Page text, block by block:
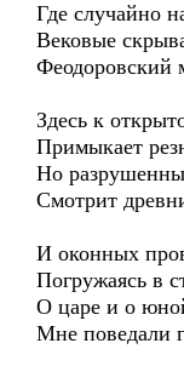
Где случайно
Вековые
Феодоровский
Здесь к
Примыкает
Но
Смотрит
И оконных
Погружаясь в
О царе и о
Мне поведали